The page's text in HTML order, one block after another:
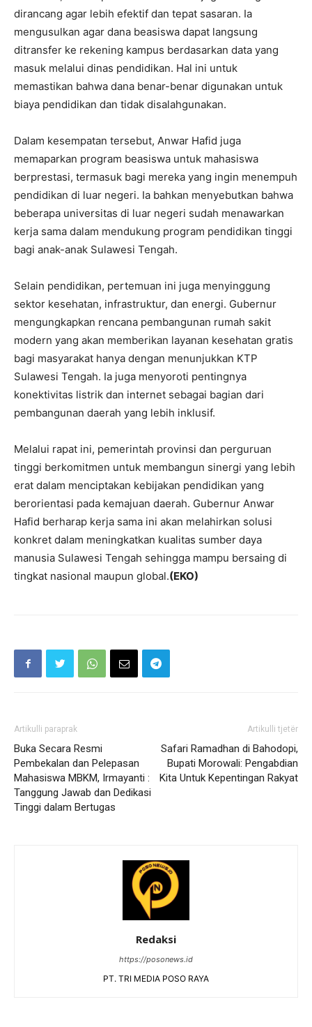
dirancang agar lebih efektif dan tepat sasaran. Ia
mengusulkan agar dana beasiswa dapat langsung
ditransfer ke rekening kampus berdasarkan data yang
masuk melalui dinas pendidikan. Hal ini untuk
memastikan bahwa dana benar-benar digunakan untuk
biaya pendidikan dan tidak disalahgunakan.
Dalam kesempatan tersebut, Anwar Hafid juga
memaparkan program beasiswa untuk mahasiswa
berprestasi, termasuk bagi mereka yang ingin menempuh
pendidikan di luar negeri. Ia bahkan menyebutkan bahwa
beberapa universitas di luar negeri sudah menawarkan
kerja sama dalam mendukung program pendidikan tinggi
bagi anak-anak Sulawesi Tengah.
Selain pendidikan, pertemuan ini juga menyinggung
sektor kesehatan, infrastruktur, dan energi. Gubernur
mengungkapkan rencana pembangunan rumah sakit
modern yang akan memberikan layanan kesehatan gratis
bagi masyarakat hanya dengan menunjukkan KTP
Sulawesi Tengah. Ia juga menyoroti pentingnya
konektivitas listrik dan internet sebagai bagian dari
pembangunan daerah yang lebih inklusif.
Melalui rapat ini, pemerintah provinsi dan perguruan
tinggi berkomitmen untuk membangun sinergi yang lebih
erat dalam menciptakan kebijakan pendidikan yang
berorientasi pada kemajuan daerah. Gubernur Anwar
Hafid berharap kerja sama ini akan melahirkan solusi
konkret dalam meningkatkan kualitas sumber daya
manusia Sulawesi Tengah sehingga mampu bersaing di
tingkat nasional maupun global.(EKO)
Artikulli paraprak
Buka Secara Resmi
Pembekalan dan Pelepasan
Mahasiswa MBKM, Irmayanti :
Tanggung Jawab dan Dedikasi
Tinggi dalam Bertugas
Artikulli tjetër
Safari Ramadhan di Bahodopi,
Bupati Morowali: Pengabdian
Kita Untuk Kepentingan Rakyat
Redaksi
https://posonews.id
PT. TRI MEDIA POSO RAYA